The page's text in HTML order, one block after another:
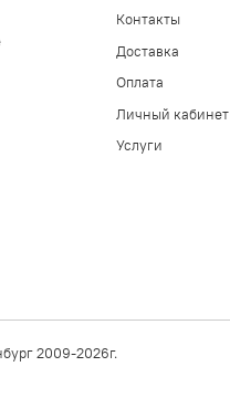
Контакты
Доставка
Оплата
Личный кабинет
Услуги
2009-2026г.